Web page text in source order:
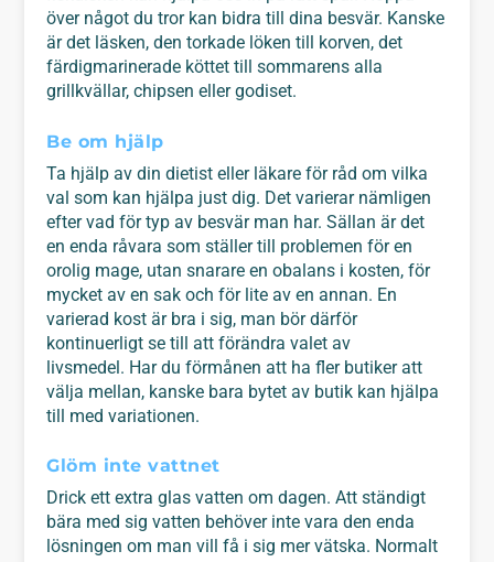
över något du tror kan bidra till dina besvär. Kanske
är det läsken, den torkade löken till korven, det
färdigmarinerade köttet till sommarens alla
grillkvällar, chipsen eller godiset.
Be om hjälp
Ta hjälp av din dietist eller läkare för råd om vilka
val som kan hjälpa just dig. Det varierar nämligen
efter vad för typ av besvär man har. Sällan är det
en enda råvara som ställer till problemen för en
orolig mage, utan snarare en obalans i kosten, för
mycket av en sak och för lite av en annan. En
varierad kost är bra i sig, man bör därför
kontinuerligt se till att förändra valet av
livsmedel. Har du förmånen att ha fler butiker att
välja mellan, kanske bara bytet av butik kan hjälpa
till med variationen.
Glöm inte vattnet
Drick ett extra glas vatten om dagen. Att ständigt
bära med sig vatten behöver inte vara den enda
lösningen om man vill få i sig mer vätska. Normalt